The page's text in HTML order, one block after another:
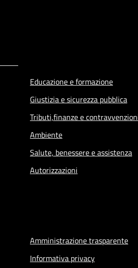
Educazione e formazione
Giustizia e sicurezza pubblica
Tributi,finanze e
Ambiente
Salute, benessere e assistenza
Autorizzazioni
Amministrazione trasparente
Informativa privacy